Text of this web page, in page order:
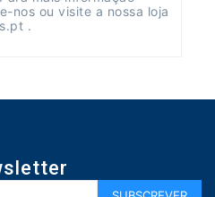
nos ou visite a nossa loja
.